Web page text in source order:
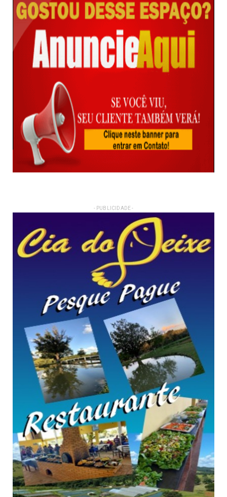
- PUBLICIDADE -